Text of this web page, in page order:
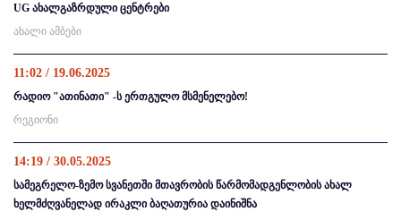
UG ახალგაზრდული ცენტრები
ახალი ამბები
11:02 / 19.06.2025
რადიო "ათინათი" -ს ერთგულო მსმენელებო!
რეგიონი
14:19 / 30.05.2025
სამეგრელო-ზემო სვანეთში მთავრობის წარმომადგენლობის ახალ
ხელმძღვანელად ირაკლი ბაღათურია დაინიშნა